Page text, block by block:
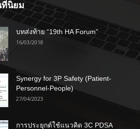
ที่นิยม
บทส่งท้าย “19th HA Forum”
16/03/2018
Synergy for 3P Safety (Patient-
Personnel-People)
27/04/2023
การประยุกต์ใช้แนวคิด 3C PDSA